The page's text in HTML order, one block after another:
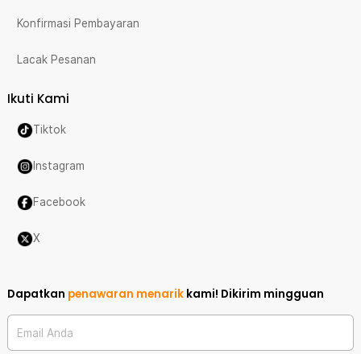
Konfirmasi Pembayaran
Lacak Pesanan
Ikuti Kami
Tiktok
Instagram
Facebook
X
Dapatkan penawaran menarik kami! Dikirim mingguan
Email Anda